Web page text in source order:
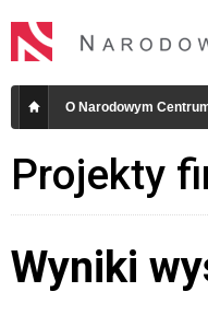
O Narodowym
Projekty
Wyniki